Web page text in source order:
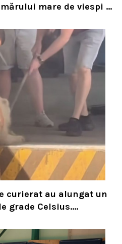
mare de viespi de
curierat au alungat un
grade Celsius.